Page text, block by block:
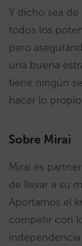
Y dicho sea
todos los
pero
una buena
tiene ningún
hacer lo
Sobre Mirai
Mirai es
de llevar a su
Aportamos el
competir con